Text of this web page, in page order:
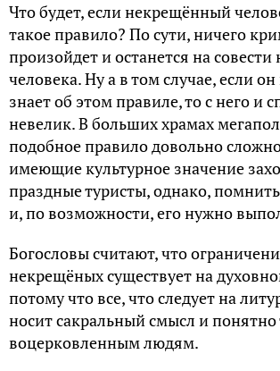
Что будет, если некрещённый
такое правило? По сути, ничего
произойдет и останется на
человека. Ну а в том случае, если
знает об этом правиле, то с него и
невелик. В больших храмах
подобное правило довольно
имеющие культурное значение
праздные туристы, однако,
и, по возможности, его нужно
Богословы считают, что
некрещёных существует на
потому что все, что следует на
носит сакральный смысл и понятно
воцерковленным людям.